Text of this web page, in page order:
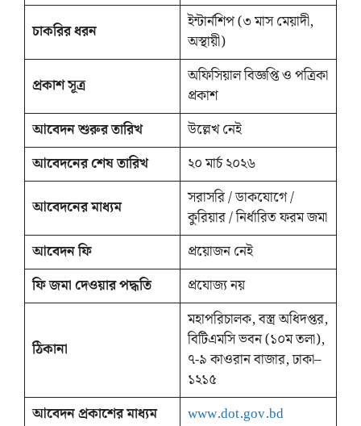
চাকরির ধরন
ইন্টার্নশিপ (৩ মাস মেয়াদী,
অস্থায়ী)
প্রকাশ সূত্র
অফিসিয়াল বিজ্ঞপ্তি ও পত্রিকা
প্রকাশ
আবেদন শুরুর তারিখ
উল্লেখ নেই
আবেদনের শেষ তারিখ
২০ মার্চ ২০২৬
আবেদনের মাধ্যম
সরাসরি / ডাকযোগে /
কুরিয়ার / নির্ধারিত ফরম জমা
আবেদন ফি
প্রয়োজন নেই
ফি জমা দেওয়ার পদ্ধতি
প্রযোজ্য নয়
ঠিকানা
মহাপরিচালক, বস্ত্র অধিদপ্তর,
বিটিএমসি ভবন (১০ম তলা),
৭-৯ কাওরান বাজার, ঢাকা–
১২১৫
আবেদন প্রকাশের মাধ্যম
www.dot.gov.bd